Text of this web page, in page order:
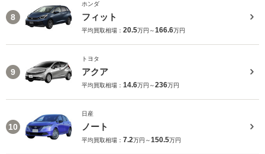
8
ホンダ
フィット
平均買取相場： 20.5万円～166.6万円
9
トヨタ
アクア
平均買取相場： 14.6万円～236万円
10
日産
ノート
平均買取相場： 7.2万円～150.5万円